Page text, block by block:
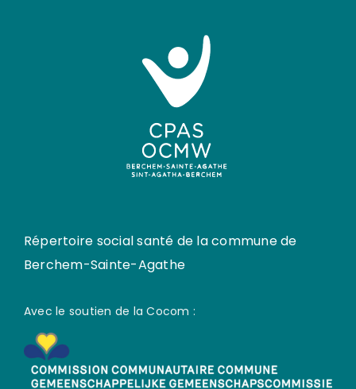
Répertoire social santé de la commune de
Berchem-Sainte-Agathe
Avec le soutien de la Cocom :